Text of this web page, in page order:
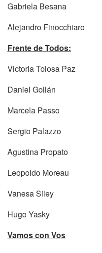
Gabriela Besana
Alejandro Finocchiaro
Frente de Todos:
Victoria Tolosa Paz
Daniel Gollán
Marcela Passo
Sergio Palazzo
Agustina Propato
Leopoldo Moreau
Vanesa Siley
Hugo Yasky
Vamos con Vos